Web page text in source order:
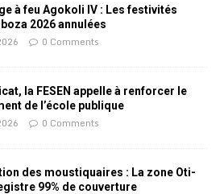
à feu Agokoli IV : Les festivités
2026 annulées
0 Comments
la FESEN appelle à renforcer le
de l’école publique
0 Comments
des moustiquaires : La zone Oti-
99% de couverture